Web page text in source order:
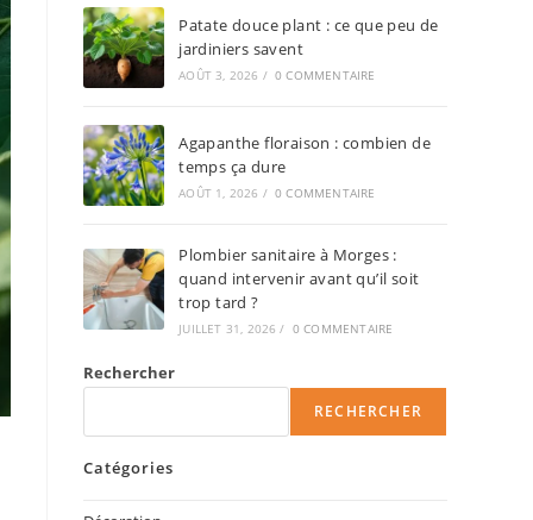
Patate douce plant : ce que peu de
jardiniers savent
AOÛT 3, 2026 / 0 COMMENTAIRE
Agapanthe floraison : combien de
temps ça dure
AOÛT 1, 2026 / 0 COMMENTAIRE
Plombier sanitaire à Morges :
quand intervenir avant qu’il soit
trop tard ?
JUILLET 31, 2026 / 0 COMMENTAIRE
Rechercher
RECHERCHER
Catégories